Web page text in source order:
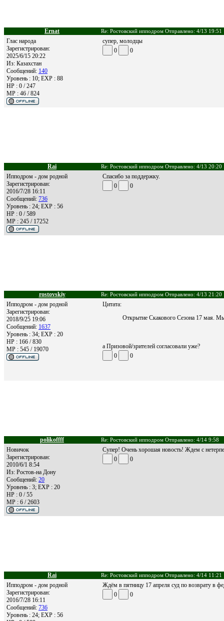
Ernat Re: Ростовский ипподром Отправлено: 4/13 19:51
Глас народа
Зарегистрирован:
2025/6/15 20:22
Из: Казахстан
Сообщений: 140
Уровень : 10; EXP : 88
HP : 0 / 247
MP : 46 / 824
супер, молодцы
0
0
Rai Re: Ростовский ипподром Отправлено: 4/13 20:20
Ипподром - дом родной
Зарегистрирован:
2016/7/28 16:11
Сообщений: 736
Уровень : 24; EXP : 56
HP : 0 / 589
MP : 245 / 17252
Спасибо за поддержку.
0
0
rostovskiy Re: Ростовский ипподром Отправлено: 4/13 21:20
Ипподром - дом родной
Зарегистрирован:
2018/9/25 19:06
Сообщений: 1637
Уровень : 34; EXP : 20
HP : 166 / 830
MP : 545 / 19070
Цитата:
Открытие Скакового Сезона 17 мая.
а Призовой/зрителей согласовали уже?
0
0
polikoffff Re: Ростовский ипподром Отправлено: 4/14 9:58
Новичок
Зарегистрирован:
2010/6/1 8:54
Из: Ростов-на Дону
Сообщений: 20
Уровень : 3; EXP : 20
HP : 0 / 55
MP : 6 / 2603
Супер! Очень хорошая новость! Ждем с
0
0
Rai Re: Ростовский ипподром Отправлено: 4/14 11:21
Ипподром - дом родной
Зарегистрирован:
2016/7/28 16:11
Сообщений: 736
Уровень : 24; EXP : 56
Ждём в пятницу 17 апреля суд по возврату в
0
0